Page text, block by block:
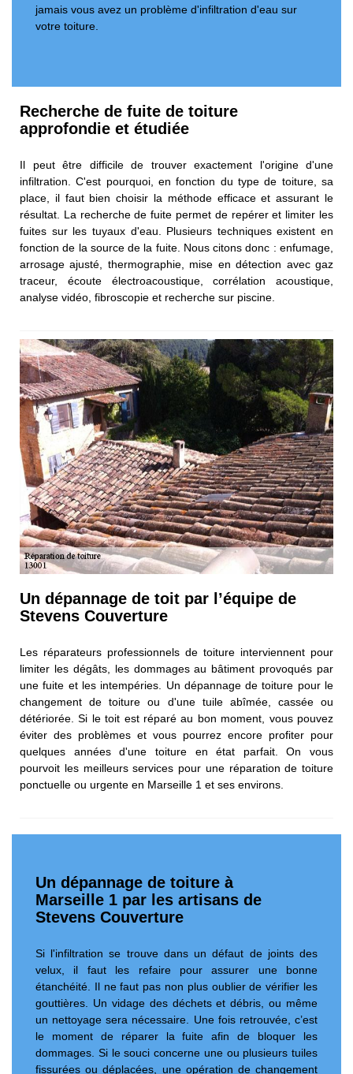
jamais vous avez un problème d'infiltration d'eau sur
votre toiture.
Recherche de fuite de toiture
approfondie et étudiée
Il peut être difficile de trouver exactement l'origine d'une
infiltration. C'est pourquoi, en fonction du type de toiture, sa
place, il faut bien choisir la méthode efficace et assurant le
résultat. La recherche de fuite permet de repérer et limiter les
fuites sur les tuyaux d'eau. Plusieurs techniques existent en
fonction de la source de la fuite. Nous citons donc : enfumage,
arrosage ajusté, thermographie, mise en détection avec gaz
traceur, écoute électroacoustique, corrélation acoustique,
analyse vidéo, fibroscopie et recherche sur piscine.
Un dépannage de toit par l’équipe de
Stevens Couverture
Les réparateurs professionnels de toiture interviennent pour
limiter les dégâts, les dommages au bâtiment provoqués par
une fuite et les intempéries. Un dépannage de toiture pour le
changement de toiture ou d'une tuile abîmée, cassée ou
détériorée. Si le toit est réparé au bon moment, vous pouvez
éviter des problèmes et vous pourrez encore profiter pour
quelques années d'une toiture en état parfait. On vous
pourvoit les meilleurs services pour une réparation de toiture
ponctuelle ou urgente en Marseille 1 et ses environs.
Un dépannage de toiture à
Marseille 1 par les artisans de
Stevens Couverture
Si l'infiltration se trouve dans un défaut de joints des
velux, il faut les refaire pour assurer une bonne
étanchéité. Il ne faut pas non plus oublier de vérifier les
gouttières. Un vidage des déchets et débris, ou même
un nettoyage sera nécessaire. Une fois retrouvée, c’est
le moment de réparer la fuite afin de bloquer les
dommages. Si le souci concerne une ou plusieurs tuiles
fissurées ou déplacées, une opération de changement